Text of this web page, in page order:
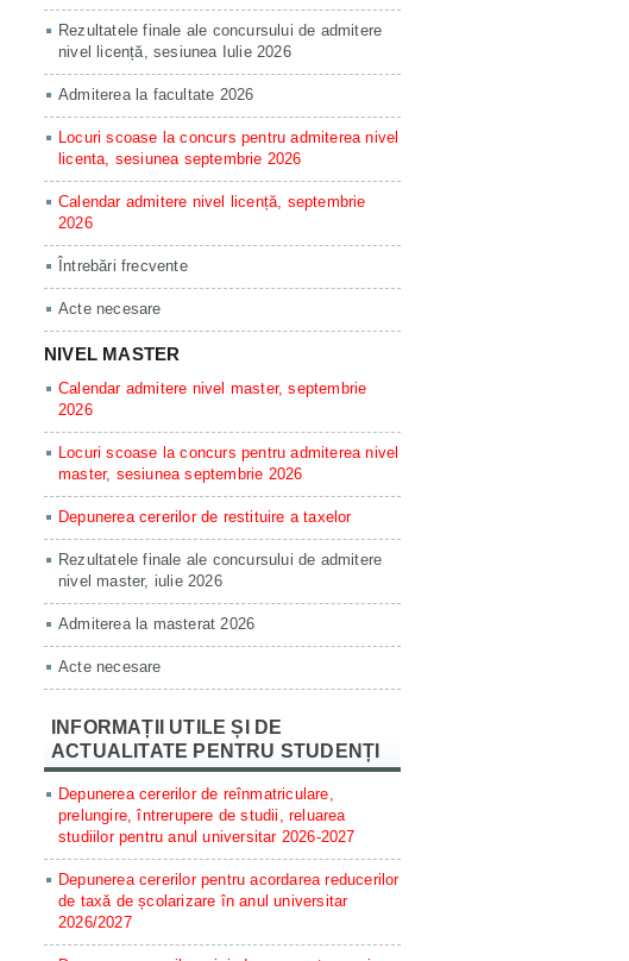
Rezultatele finale ale concursului de admitere
nivel licență, sesiunea Iulie 2026
Admiterea la facultate 2026
Locuri scoase la concurs pentru admiterea nivel
licenta, sesiunea septembrie 2026
Calendar admitere nivel licență, septembrie
2026
Întrebări frecvente
Acte necesare
NIVEL MASTER
Calendar admitere nivel master, septembrie
2026
Locuri scoase la concurs pentru admiterea nivel
master, sesiunea septembrie 2026
Depunerea cererilor de restituire a taxelor
Rezultatele finale ale concursului de admitere
nivel master, iulie 2026
Admiterea la masterat 2026
Acte necesare
INFORMAȚII UTILE ȘI DE
ACTUALITATE PENTRU STUDENȚI
Depunerea cererilor de reînmatriculare,
prelungire, întrerupere de studii, reluarea
studiilor pentru anul universitar 2026-2027
Depunerea cererilor pentru acordarea reducerilor
de taxă de școlarizare în anul universitar
2026/2027